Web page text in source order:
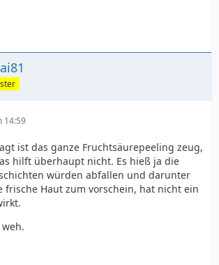
14:59
ist das ganze Fruchtsäurepeeling zeug,
hilft überhaupt nicht. Es hieß ja die
würden abfallen und darunter
frische Haut zum vorschein, hat nicht ein